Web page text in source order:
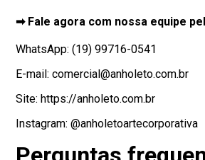
➡ Fale agora com nossa equipe
WhatsApp: (19) 99716-0541
E-mail: comercial@anholeto.com.br
Site: https://anholeto.com.br
Instagram: @anholetoartecorporativa